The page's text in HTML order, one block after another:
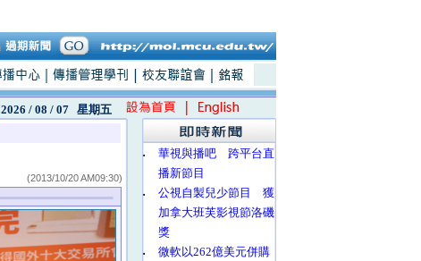
2026 / 08 / 07 星期五
(2013/10/20 AM09:30)
‧
華視與播吧 跨平台直
播新節目
‧
公視自製兒少節目 獲
加拿大班芙影視節洛磯
獎
‧
微軟以262億美元併購